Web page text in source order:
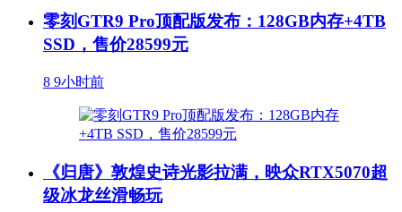
零刻GTR9 Pro顶配版发布：128GB内存+4TB
SSD，售价28599元
8 9小时前
《归唐》敦煌史诗光影拉满，映众RTX5070超
级冰龙丝滑畅玩